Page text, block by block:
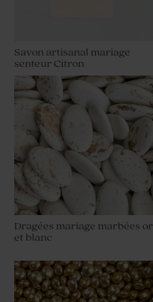
Savon artisanal mariage
senteur Citron
Dragées mariage marbées or
et blanc